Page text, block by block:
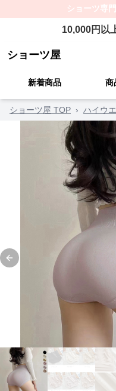
ショーツ専
10,000円以
ショーツ屋
新着商品 商
ショーツ屋 TOP › ハイウ
Previous slide